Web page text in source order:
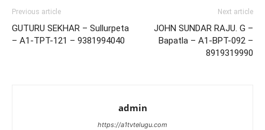
Previous article
GUTURU SEKHAR – Sullurpeta
– A1-TPT-121 – 9381994040
Next article
JOHN SUNDAR RAJU. G –
Bapatla – A1-BPT-092 –
8919319990
admin
https://a1tvtelugu.com